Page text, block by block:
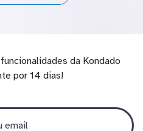
da Kondado
por 14 dias!